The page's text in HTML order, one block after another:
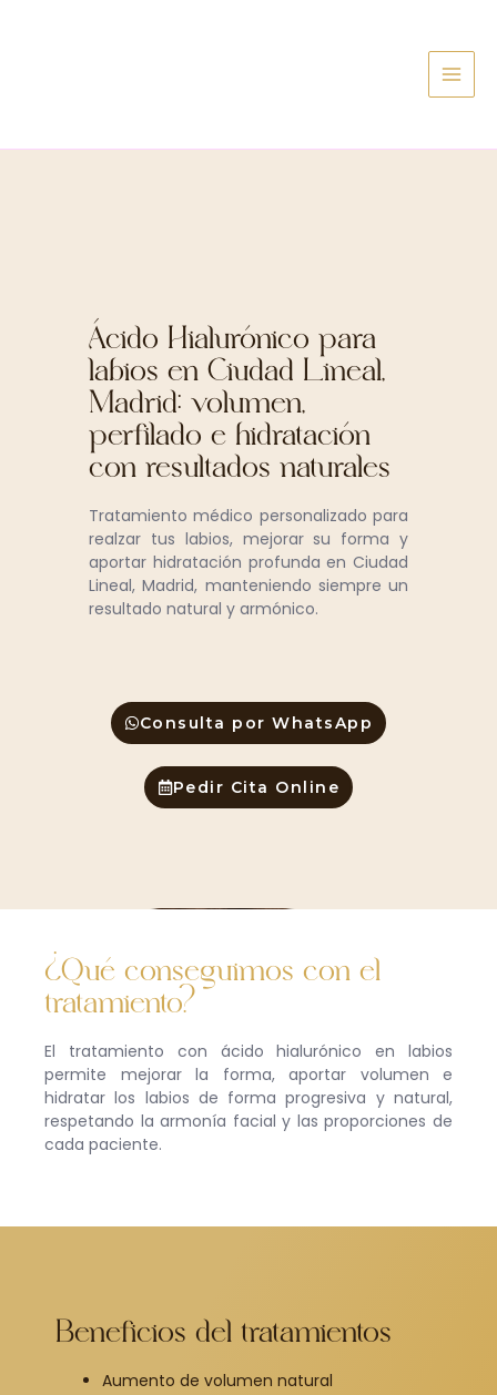
Ácido Hialurónico para
labios en Ciudad Lineal,
Madrid: volumen,
perfilado e hidratación
con resultados naturales
Tratamiento médico personalizado para
realzar tus labios, mejorar su forma y
aportar hidratación profunda en Ciudad
Lineal, Madrid, manteniendo siempre un
resultado natural y armónico.
Consulta por WhatsApp
Pedir Cita Online
¿Qué conseguimos con el
tratamiento?
El tratamiento con ácido hialurónico en labios
permite mejorar la forma, aportar volumen e
hidratar los labios de forma progresiva y natural,
respetando la armonía facial y las proporciones de
cada paciente.
Beneficios del tratamientos
Aumento de volumen natural